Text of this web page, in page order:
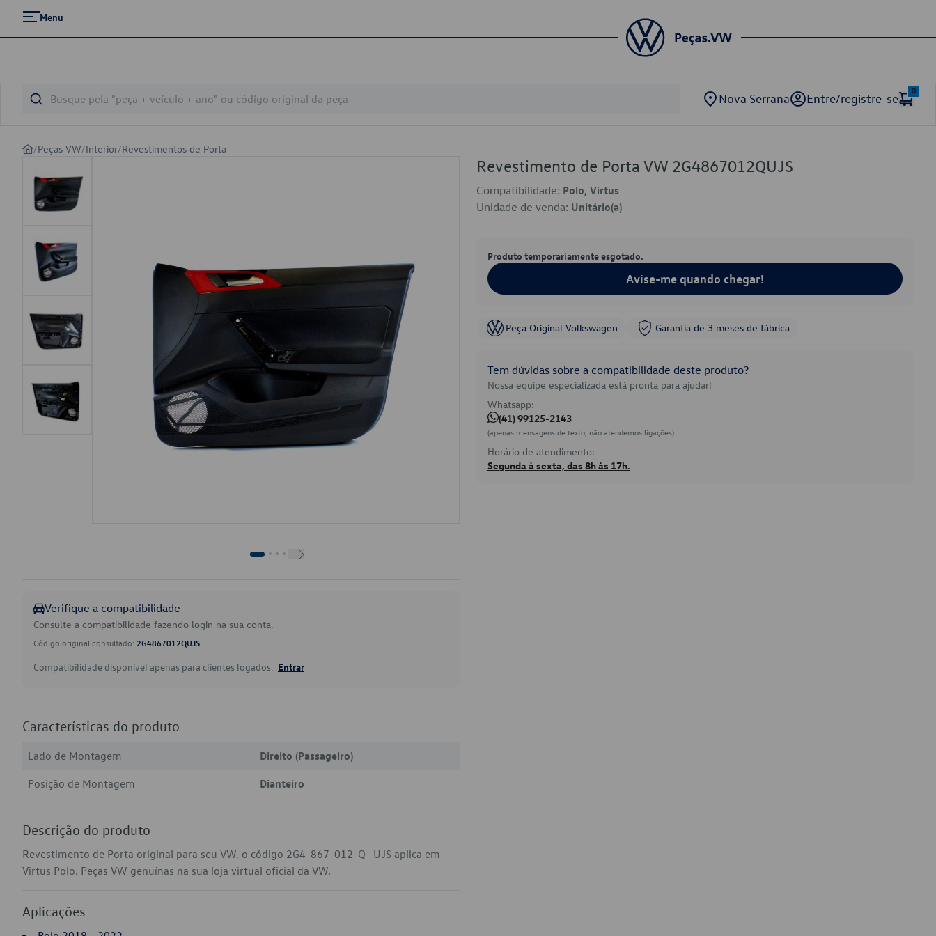
Menu
Nova Serrana Entre/registre-se
0
/Peças VW/Interior/Revestimentos de Porta
Verifique a compatibilidade
Consulte a compatibilidade fazendo login na sua conta.
Código original consultado: 2G4867012QUJS
Compatibilidade disponível apenas para clientes logados. Entrar
Características do produto
Lado de Montagem
Direito (Passageiro)
Posição de Montagem
Dianteiro
Descrição do produto
Revestimento de Porta original para seu VW, o código 2G4-867-012-Q -UJS aplica em
Virtus Polo. Peças VW genuínas na sua loja virtual oficial da VW.
Aplicações
Revestimento de Porta VW 2G4867012QUJS
Compatibilidade: Polo, Virtus
Unidade de venda: Unitário(a)
Produto temporariamente esgotado.
Avise-me quando chegar!
Peça Original Volkswagen Garantia de 3 meses de fábrica
Tem dúvidas sobre a compatibilidade deste produto?
Nossa equipe especializada está pronta para ajudar!
Whatsapp:
(41) 99125-2143
(apenas mensagens de texto, não atendemos ligações)
Horário de atendimento:
Segunda à sexta, das 8h às 17h.